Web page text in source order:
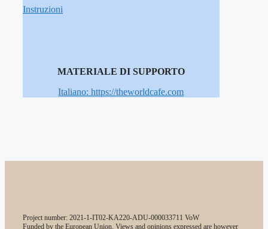
Instruzioni
MATERIALE DI SUPPORTO
Italiano: https://theworldcafe.com
Project number: 2021-1-IT02-KA220-ADU-000033711 VoW
Funded by the European Union. Views and opinions expressed are however